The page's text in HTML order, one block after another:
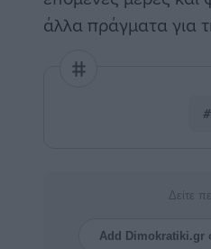
άλλα πράγματα για
Δείτε
Add Dimokratiki.gr